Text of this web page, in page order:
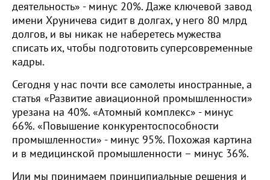
деятельность» - минус 20%. Даже ключевой завод
имени Хруничева сидит в долгах, у него 80 млрд
долгов, и вы никак не наберетесь мужества
списать их, чтобы подготовить суперсовременные
кадры.
Сегодня у нас почти все самолеты иностранные, а
статья «Развитие авиационной промышленности»
урезана на 40%. «Атомный комплекс» - минус
66%. «Повышение конкурентоспособности
промышленности» - минус 95%. Похожая картина
и в медицинской промышленности – минус 36%.
Или мы принимаем принципиальные решения и